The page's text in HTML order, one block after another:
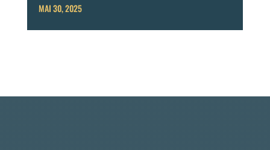
MAI 30, 2025